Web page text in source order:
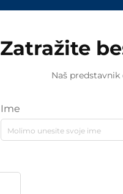
Zatražite
Naš
Ime